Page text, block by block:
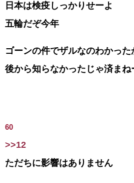
日本は検疫しっかりせーよ
五輪だぞ今年
ゴーンの件でザルなのわかっ
後から知らなかったじゃ済まね
60
>>12
ただちに影響はありません